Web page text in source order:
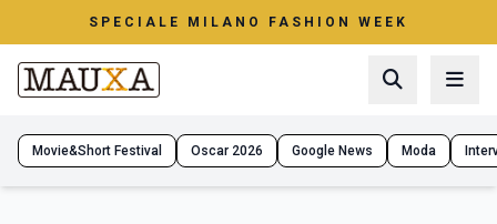
SPECIALE MILANO FASHION WEEK
Movie&Short Festival Oscar 2026 Google News Moda